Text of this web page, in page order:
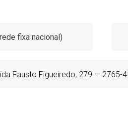
fixa nacional)
Fausto Figueiredo, 279 — 2765-